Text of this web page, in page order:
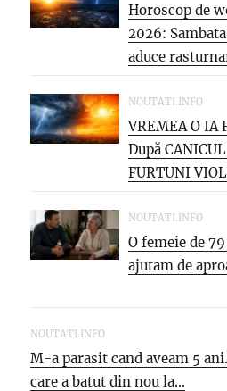
Horoscop de
2026:
aduce
NOUTATI.INFO
VREMEA O IA
După
FURTUNI
NOI...
NOUTATI.INFO
O femeie de
ajutam de
NOUTATI.INFO
M-a parasit cand aveam 5
care a batut din nou la...